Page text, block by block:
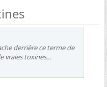
derrière ce terme de
vraies toxines...